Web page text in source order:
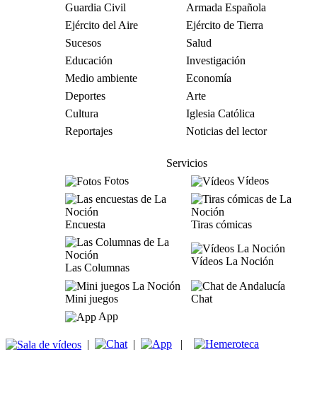
Guardia Civil
Armada Española
Ejército del Aire
Ejército de Tierra
Sucesos
Salud
Educación
Investigación
Medio ambiente
Economía
Deportes
Arte
Cultura
Iglesia Católica
Reportajes
Noticias del lector
Servicios
Fotos
Vídeos
Encuesta Tiras cómicas
Las Columnas
Vídeos La Noción
Mini juegos
Chat
App
| | |